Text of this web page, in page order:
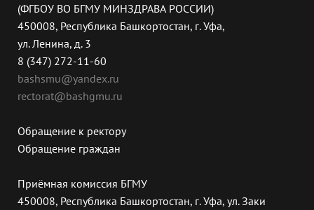
(ФГБОУ ВО БГМУ МИНЗДРАВА РОССИИ)
450008, Республика Башкортостан, г. Уфа,
ул. Ленина, д. 3
8 (347) 272-11-60
bashsmu@yandex.ru
rectorat@bashgmu.ru
Обращение к ректору
Обращение граждан
Приёмная комиссия БГМУ
450008, Республика Башкортостан, г. Уфа, ул. Заки